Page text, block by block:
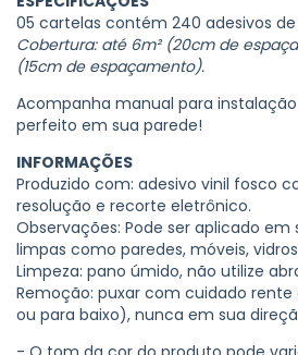
05 cartelas contém 240 adesivos
Cobertura: até 6m² (20cm de
(15cm de espaçamento).
Acompanha manual para
perfeito em sua parede!
INFORMAÇÕES
Produzido com: adesivo vinil fosco
resolução e recorte eletrônico.
Observações: Pode ser aplicado em
limpas como paredes, móveis,
Limpeza: pano úmido, não utilize
Remoção: puxar com cuidado
ou para baixo), nunca em sua